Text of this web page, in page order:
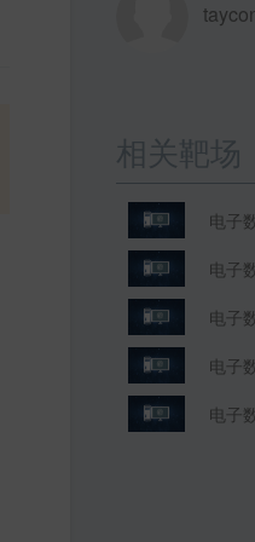
相关靶场
电子
电子
电子
电子
电子